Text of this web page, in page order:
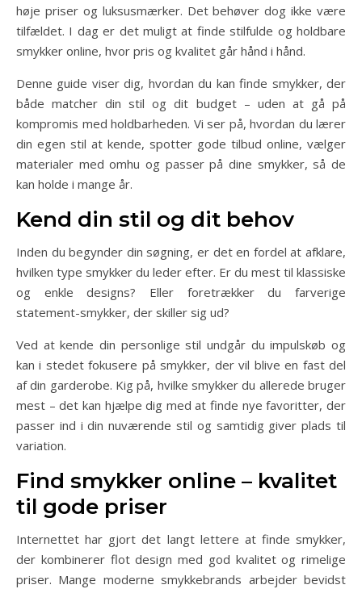
høje priser og luksusmærker. Det behøver dog ikke være
tilfældet. I dag er det muligt at finde stilfulde og holdbare
smykker online, hvor pris og kvalitet går hånd i hånd.
Denne guide viser dig, hvordan du kan finde smykker, der
både matcher din stil og dit budget – uden at gå på
kompromis med holdbarheden. Vi ser på, hvordan du lærer
din egen stil at kende, spotter gode tilbud online, vælger
materialer med omhu og passer på dine smykker, så de
kan holde i mange år.
Kend din stil og dit behov
Inden du begynder din søgning, er det en fordel at afklare,
hvilken type smykker du leder efter. Er du mest til klassiske
og enkle designs? Eller foretrækker du farverige
statement-smykker, der skiller sig ud?
Ved at kende din personlige stil undgår du impulskøb og
kan i stedet fokusere på smykker, der vil blive en fast del
af din garderobe. Kig på, hvilke smykker du allerede bruger
mest – det kan hjælpe dig med at finde nye favoritter, der
passer ind i din nuværende stil og samtidig giver plads til
variation.
Find smykker online – kvalitet
til gode priser
Internettet har gjort det langt lettere at finde smykker,
der kombinerer flot design med god kvalitet og rimelige
priser. Mange moderne smykkebrands arbejder bevidst